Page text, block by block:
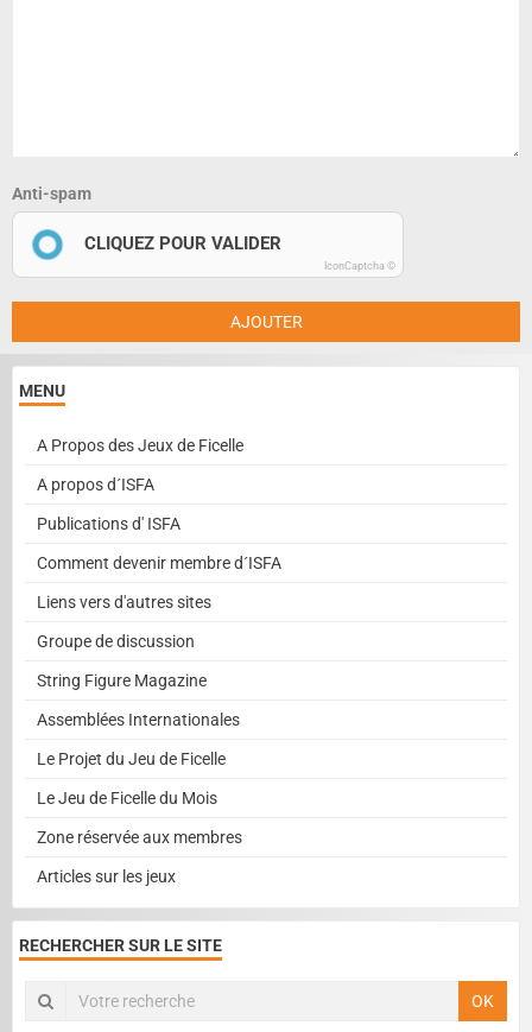
Anti-spam
CLIQUEZ POUR VALIDER
IconCaptcha ©
AJOUTER
MENU
A Propos des Jeux de Ficelle
A propos d´ISFA
Publications d' ISFA
Comment devenir membre d´ISFA
Liens vers d'autres sites
Groupe de discussion
String Figure Magazine
Assemblées Internationales
Le Projet du Jeu de Ficelle
Le Jeu de Ficelle du Mois
Zone réservée aux membres
Articles sur les jeux
RECHERCHER SUR LE SITE
OK